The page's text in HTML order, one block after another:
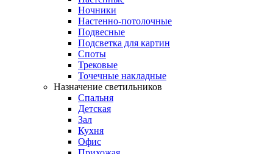
Ночники
Настенно-потолочные
Подвесные
Подсветка для картин
Споты
Трековые
Точечные накладные
Назначение светильников
Спальня
Детская
Зал
Кухня
Офис